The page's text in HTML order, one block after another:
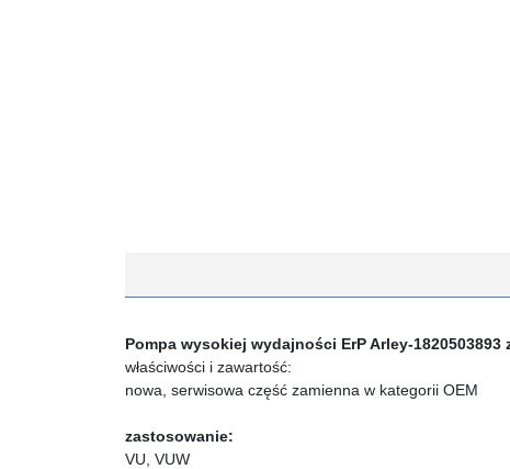
Pompa wysokiej wydajności ErP Arley-1820503893
właściwości i zawartość:
nowa, serwisowa część zamienna w kategorii OEM
zastosowanie:
VU, VUW